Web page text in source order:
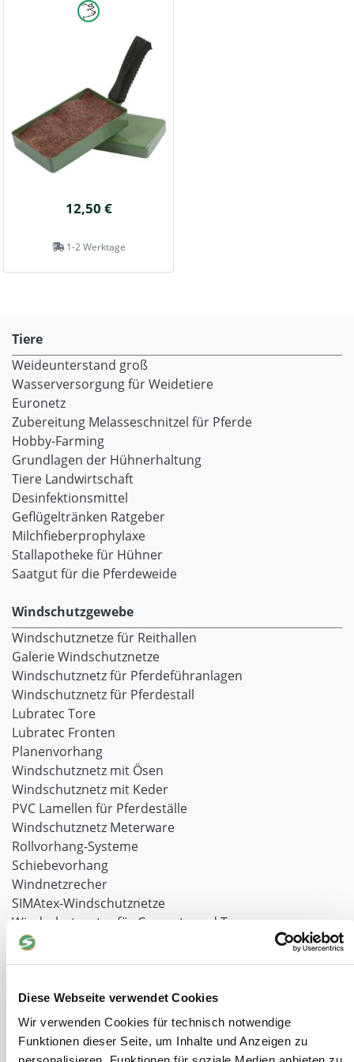
Diese Webseite verwendet Cookies
Wir verwenden Cookies für technisch notwendige
Funktionen dieser Seite, um Inhalte und Anzeigen zu
12,50 €
1-2 Werktage
Tiere
Weideunterstand groß
Wasserversorgung für Weidetiere
Euronetz
Zubereitung Melasseschnitzel für Pferde
Hobby-Farming
Grundlagen der Hühnerhaltung
Tiere Landwirtschaft
Desinfektionsmittel
Geflügeltränken Ratgeber
Milchfieberprophylaxe
Stallapotheke für Hühner
Saatgut für die Pferdeweide
Windschutzgewebe
Windschutznetze für Reithallen
Galerie Windschutznetze
Windschutznetz für Pferdeführanlagen
Windschutznetz für Pferdestall
Lubratec Tore
Lubratec Fronten
Planenvorhang
Windschutznetz mit Ösen
Windschutznetz mit Keder
PVC Lamellen für Pferdeställe
Windschutznetz Meterware
Rollvorhang-Systeme
Schiebevorhang
Windnetzrecher
SIMAtex-Windschutznetze
Windschutznetze für Carports und Terrassen
Hof- und Stall
Planenhauben für Unterstände
Hofbedarf
Schiebetorsets